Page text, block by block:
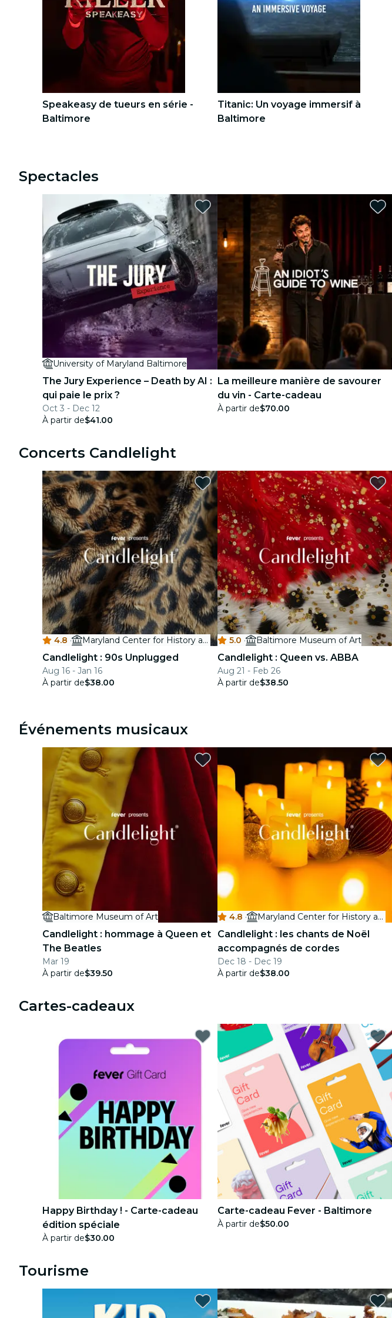
visites urbaines
concerts
restaurants
Speakeasy de tueurs en série -
Baltimore
Titanic: Un voyage immersif à
Baltimore
Spectacles
University of Maryland Baltimore
The Jury Experience – Death by AI :
qui paie le prix ?
Oct 3 - Dec 12
À partir de$41.00
La meilleure manière de savourer
du vin - Carte-cadeau
À partir de$70.00
Concerts Candlelight
4.8 · Maryland Center for History and Culture
Candlelight : 90s Unplugged
Aug 16 - Jan 16
À partir de$38.00
5.0 · Baltimore Museum of Art
Candlelight : Queen vs. ABBA
Aug 21 - Feb 26
À partir de$38.50
Événements musicaux
Baltimore Museum of Art
Candlelight : hommage à Queen et
The Beatles
Mar 19
À partir de$39.50
4.8 · Maryland Center for History and Culture
Candlelight : les chants de Noël
accompagnés de cordes
Dec 18 - Dec 19
À partir de$38.00
Cartes-cadeaux
Happy Birthday ! - Carte-cadeau
édition spéciale
À partir de$30.00
Carte-cadeau Fever - Baltimore
À partir de$50.00
Tourisme